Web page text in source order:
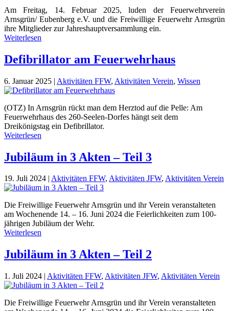
Am Freitag, 14. Februar 2025, luden der Feuerwehrverein
Arnsgrün/ Eubenberg e.V. und die Freiwillige Feuerwehr Arnsgrün
ihre Mitglieder zur Jahreshauptversammlung ein.
Weiterlesen
Defibrillator am Feuerwehrhaus
6. Januar 2025 | Aktivitäten FFW, Aktivitäten Verein, Wissen
(OTZ) In Arnsgrün rückt man dem Herztod auf die Pelle: Am
Feuerwehrhaus des 260-Seelen-Dorfes hängt seit dem
Dreikönigstag ein Defibrillator.
Weiterlesen
Jubiläum in 3 Akten – Teil 3
19. Juli 2024 Aktivitäten FFW, Aktivitäten JFW, Aktivitäten Verein
Die Freiwillige Feuerwehr Arnsgrün und ihr Verein veranstalteten
am Wochenende 14. – 16. Juni 2024 die Feierlichkeiten zum 100-
jährigen Jubiläum der Wehr.
Weiterlesen
Jubiläum in 3 Akten – Teil 2
1. Juli 2024 | Aktivitäten FFW, Aktivitäten JFW, Aktivitäten Verein
Die Freiwillige Feuerwehr Arnsgrün und ihr Verein veranstalteten